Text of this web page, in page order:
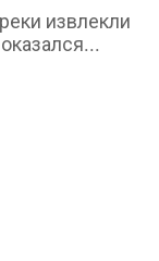
извлекли